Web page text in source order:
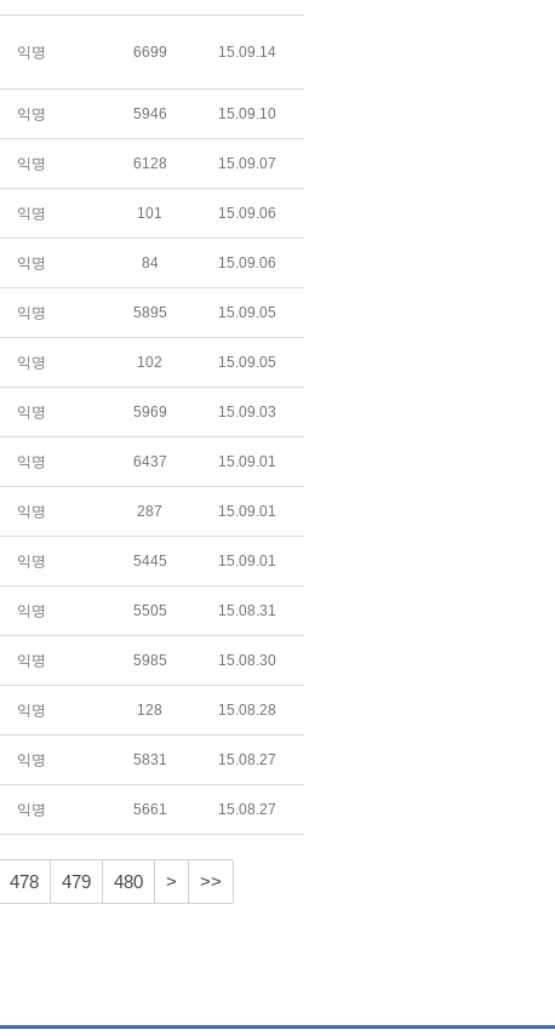
익명 6699 15.09.14
익명 5946 15.09.10
익명 6128 15.09.07
익명 101 15.09.06
익명 84 15.09.06
익명 5895 15.09.05
익명 102 15.09.05
익명 5969 15.09.03
익명 6437 15.09.01
익명 287 15.09.01
익명 5445 15.09.01
익명 5505 15.08.31
익명 5985 15.08.30
익명 128 15.08.28
익명 5831 15.08.27
익명 5661 15.08.27
478 479 480 > >>